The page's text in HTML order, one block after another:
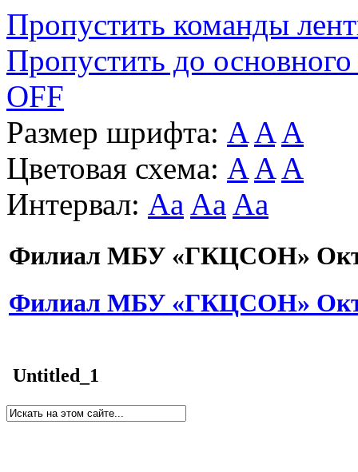
Пропустить команды
Пропустить до основного
OFF
Размер шрифта: A A A
Цветовая схема: A A A
Интервал: Aa Aa Aa
Филиал МБУ «ГКЦСОН»
Филиал МБУ «ГКЦСОН»
Untitled_1